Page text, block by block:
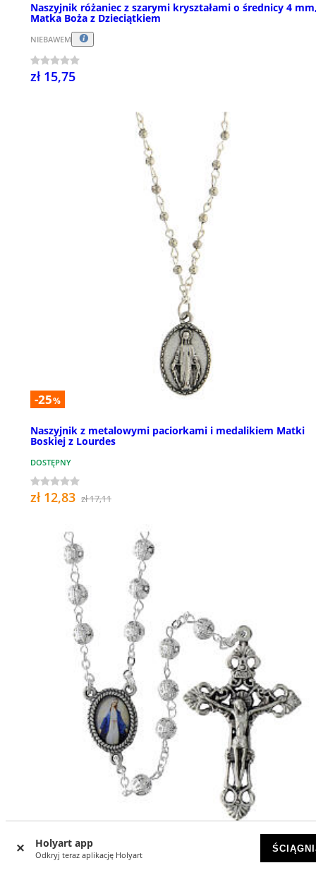
Holyart app
Odkryj teraz aplikację Holyart
Naszyjnik różaniec z szarymi kryształami o średnicy 4
Matka Boża z Dzieciątkiem
NIEBAWEM
zł 15,75
-25%
Naszyjnik z metalowymi paciorkami i medalikiem Matki
Boskiej z Lourdes
DOSTĘPNY
zł 12,83 zł 17,11
Różaniec z metalowego filigranu, posrebrzany 6 mm